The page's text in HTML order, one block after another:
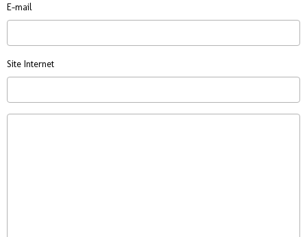
E-mail
Site Internet